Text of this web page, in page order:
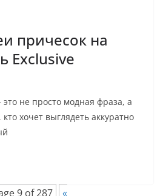
причесок на
Exclusive
не просто модная фраза, а
хочет выглядеть аккуратно
9 of 287
«